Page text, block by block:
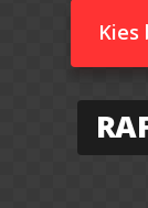
Kies